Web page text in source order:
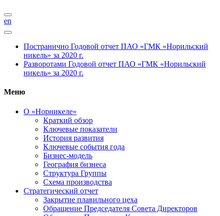
en
Постранично Годовой отчет ПАО «ГМК «Норильский
никель» за 2020 г.
Разворотами Годовой отчет ПАО «ГМК «Норильский
никель» за 2020 г.
Меню
О «Норникеле»
Краткий обзор
Ключевые показатели
История развития
Ключевые события года
Бизнес-модель
География бизнеса
Структура Группы
Схема производства
Стратегический отчет
Закрытие плавильного цеха
Обращение Председателя Совета Директоров